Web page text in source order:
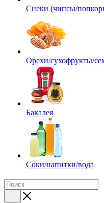
Снеки (чипсы/
Орехи/сухофрукты/
Бакалея
Соки/напитки/вода